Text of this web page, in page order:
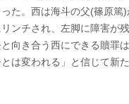
た。西は海斗の父(篠原篤)
ンチされ、左脚に障害が
向き合う西にできる贖罪
は変われる」と信じて新